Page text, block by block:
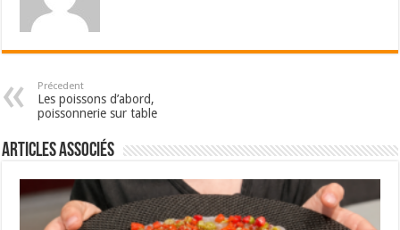
Précedent
Les poissons d’abord,
poissonnerie sur table
Articles associés